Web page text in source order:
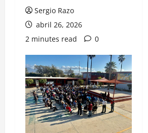
Sergio Razo
abril 26, 2026
2 minutes read
0